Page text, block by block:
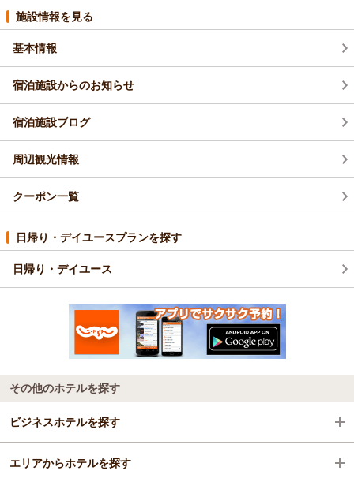
施設情報を見る
基本情報
宿泊施設からのお知らせ
宿泊施設ブログ
周辺観光情報
クーポン一覧
日帰り・デイユースプランを探す
日帰り・デイユース
その他のホテルを探す
ビジネスホテルを探す
大阪府
エリアからホテルを探す